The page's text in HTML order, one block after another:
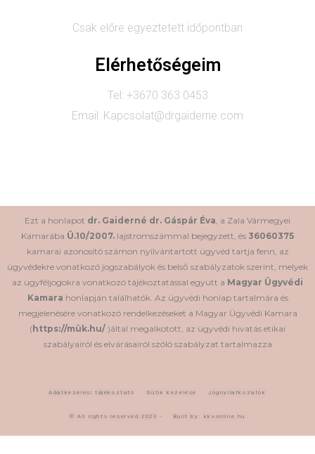
Csak előre egyeztetett időpontban
Elérhetőségeim
Tel: +3670 363 0453
Email: Kapcsolat@drgaiderne.com
Ezt a honlapot dr. Gaiderné dr. Gáspár Éva , a Zala Vármegyei
Kamarába Ü.10/2007. lajstromszámmal bejegyzett, és 36060375
kamarai azonosító számon nyilvántartott ügyvéd tartja fenn, az
ügyvédekre vonatkozó jogszabályok és belső szabályzatok szerint, melyek
az ügyféljogokra vonatkozó tájékoztatással együtt a Magyar Ügyvédi
Kamara honlapján találhatók. Az ügyvédi honlap tartalmára és
megjelenésére vonatkozó rendelkezéseket a Magyar Ügyvédi Kamara
(https://mük.hu/ )által megalkotott, az ügyvédi hivatás etikai
szabályairól és elvárásairól szóló szabályzat tartalmazza
Adatkezelési tájékoztató Sütik kezelése Jognyilatkozatok
© All rights reserved 2023 - Built by: kkvonline.hu